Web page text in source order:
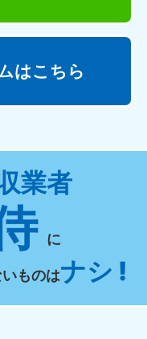
はこちら
業者
に
ものはナシ !